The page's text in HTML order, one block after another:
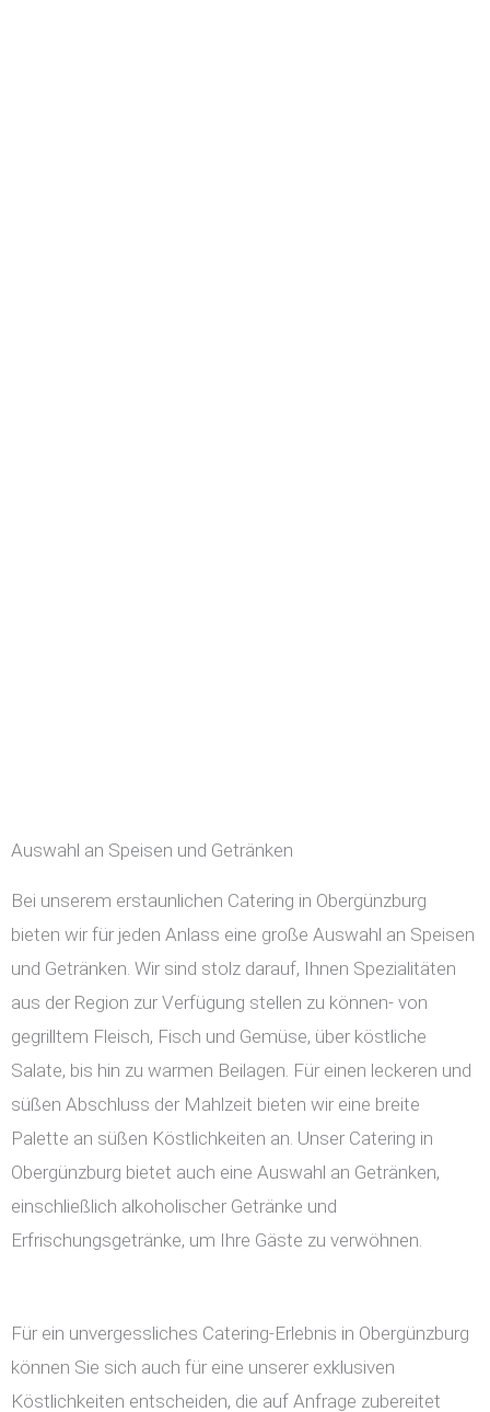
Auswahl an Speisen und Getränken
Bei unserem erstaunlichen Catering in Obergünzburg
bieten wir für jeden Anlass eine große Auswahl an Speisen
und Getränken. Wir sind stolz darauf, Ihnen Spezialitäten
aus der Region zur Verfügung stellen zu können- von
gegrilltem Fleisch, Fisch und Gemüse, über köstliche
Salate, bis hin zu warmen Beilagen. Für einen leckeren und
süßen Abschluss der Mahlzeit bieten wir eine breite
Palette an süßen Köstlichkeiten an. Unser Catering in
Obergünzburg bietet auch eine Auswahl an Getränken,
einschließlich alkoholischer Getränke und
Erfrischungsgetränke, um Ihre Gäste zu verwöhnen.
Für ein unvergessliches Catering-Erlebnis in Obergünzburg
können Sie sich auch für eine unserer exklusiven
Köstlichkeiten entscheiden, die auf Anfrage zubereitet